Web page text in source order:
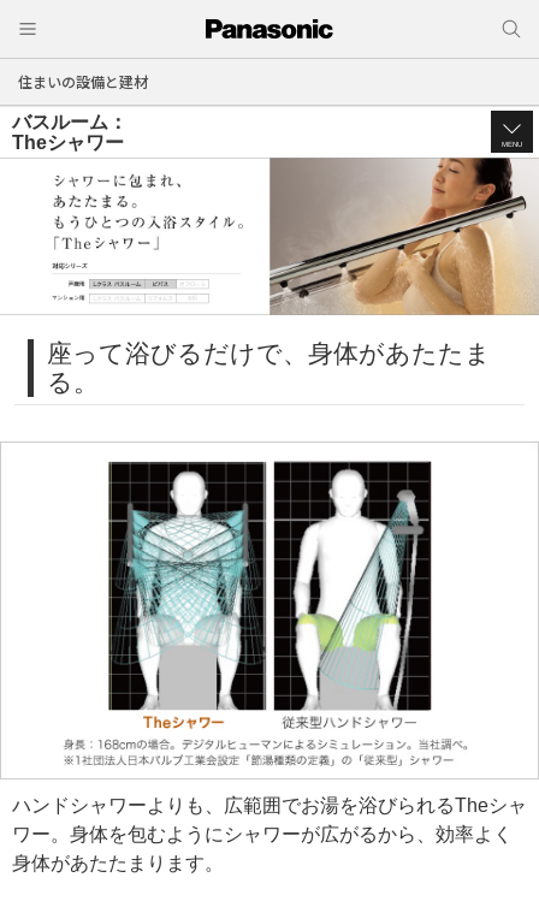
住まいの設備と建材
バスルーム：
Theシャワー
MENU
座って浴びるだけで、身体があたたま
る。
ハンドシャワーよりも、広範囲でお湯を浴びられるTheシャ
ワー。身体を包むようにシャワーが広がるから、効率よく
身体があたたまります。